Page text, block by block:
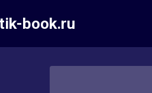
book.ru